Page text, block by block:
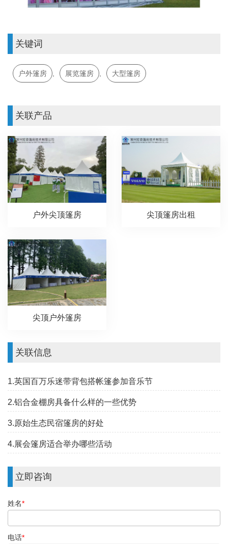
关键词
户外篷房 展览篷房 大型篷房
关联产品
户外尖顶篷房 尖顶篷房出租
尖顶户外篷房
关联信息
1.英国百万乐迷带背包搭帐篷参加音乐节
2.铝合金棚房具备什么样的一些优势
3.原始生态民宿篷房的好处
4.展会篷房适合举办哪些活动
立即咨询
姓名*
电话*